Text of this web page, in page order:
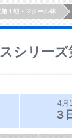
１戦・マクール杯
シリー
4月
３